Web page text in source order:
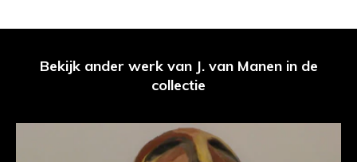
Bekijk ander werk van J. van Manen in de
collectie